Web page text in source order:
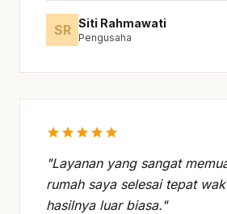
SR Siti Rahmawati
Pengusaha
starstarstarstarstar
"Layanan yang sangat
rumah saya selesai tepat
hasilnya luar biasa."